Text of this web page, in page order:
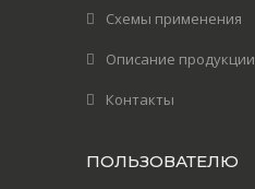
Схемы применения
Описание продукции
Контакты
ПОЛЬЗОВАТЕЛЮ